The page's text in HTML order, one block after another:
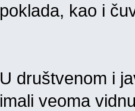
poklada, kao i
U društvenom i
imali veoma